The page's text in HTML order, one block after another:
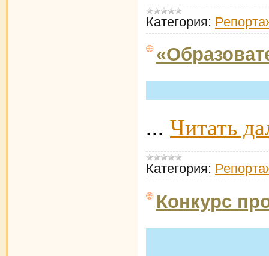
Категория:
... Читать
Категория:
Конкурс